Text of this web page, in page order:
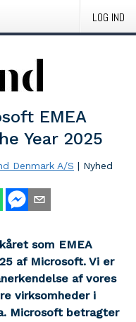
LOG IND
EMEA
Year 2025
Denmark A/S | Nyhed
som EMEA
af Microsoft. Vi er
af vores
virksomheder i
Microsoft betragter